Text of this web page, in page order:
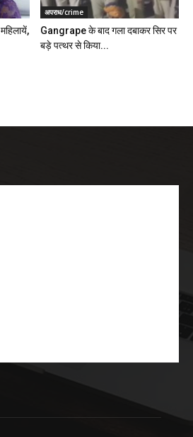
अपराध/crime
Gangrape के बाद गला दबाकर सिर पर
बड़े पत्थर से किया...